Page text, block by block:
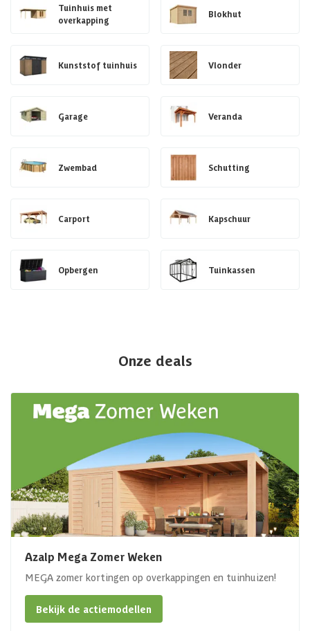
Tuinhuis met
overkapping
Blokhut
Kunststof tuinhuis Vlonder
Garage Veranda
Zwembad Schutting
Carport Kapschuur
Opbergen Tuinkassen
Onze deals
Azalp Mega Zomer Weken
MEGA zomer kortingen op overkappingen en tuinhuizen!
Bekijk de actiemodellen